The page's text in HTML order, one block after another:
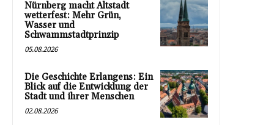
Nürnberg macht Altstadt
wetterfest: Mehr Grün,
Wasser und
Schwammstadtprinzip
05.08.2026
Die Geschichte Erlangens: Ein
Blick auf die Entwicklung der
Stadt und ihrer Menschen
02.08.2026